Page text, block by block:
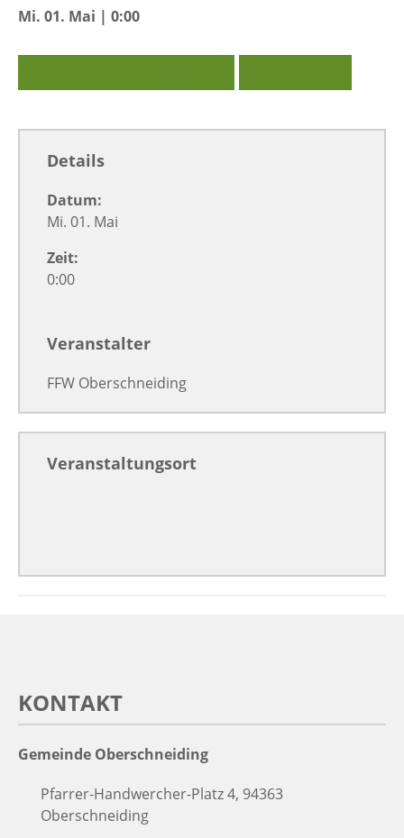
Mi. 01. Mai | 0:00
Details
Datum:
Mi. 01. Mai
Zeit:
0:00
Veranstalter
FFW Oberschneiding
Veranstaltungsort
KONTAKT
Gemeinde Oberschneiding
Pfarrer-Handwercher-Platz 4, 94363
Oberschneiding